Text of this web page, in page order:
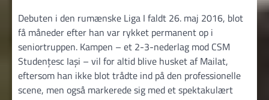
Debuten i den rumænske Liga I faldt 26. maj 2016, blot
få måneder efter han var rykket permanent op i
seniortruppen. Kampen – et 2-3-nederlag mod CSM
Studențesc Iași – vil for altid blive husket af Mailat,
eftersom han ikke blot trådte ind på den professionelle
scene, men også markerede sig med et spektakulært